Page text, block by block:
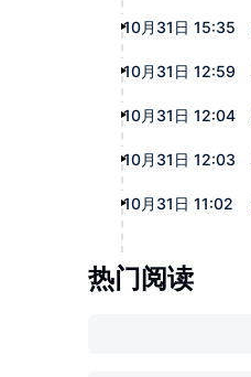
10月31日 15:35
10月31日 12:59
10月31日 12:04
10月31日 12:03
10月31日 11:02
热门阅读